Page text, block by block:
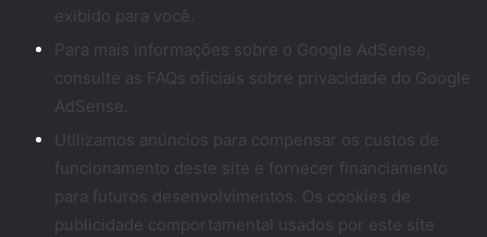
exibido para você.
Para mais informações sobre o Google AdSense,
consulte as FAQs oficiais sobre privacidade do Google
AdSense.
Utilizamos anúncios para compensar os custos de
funcionamento deste site e fornecer financiamento
para futuros desenvolvimentos. Os cookies de
publicidade comportamental usados ​​por este site